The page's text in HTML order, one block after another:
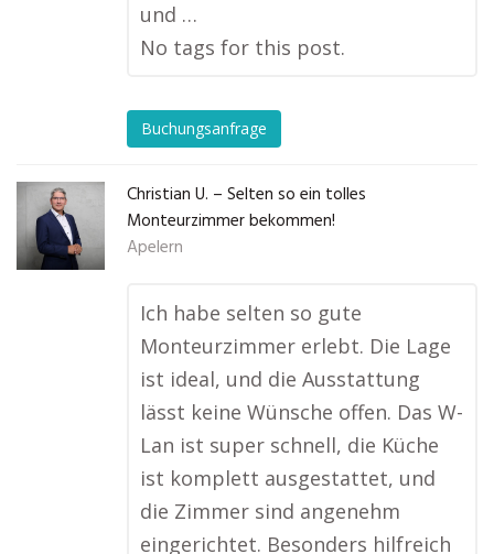
und …
No tags for this post.
Buchungsanfrage
Christian U. – Selten so ein tolles
Monteurzimmer bekommen!
Apelern
Ich habe selten so gute
Monteurzimmer erlebt. Die Lage
ist ideal, und die Ausstattung
lässt keine Wünsche offen. Das W-
Lan ist super schnell, die Küche
ist komplett ausgestattet, und
die Zimmer sind angenehm
eingerichtet. Besonders hilfreich